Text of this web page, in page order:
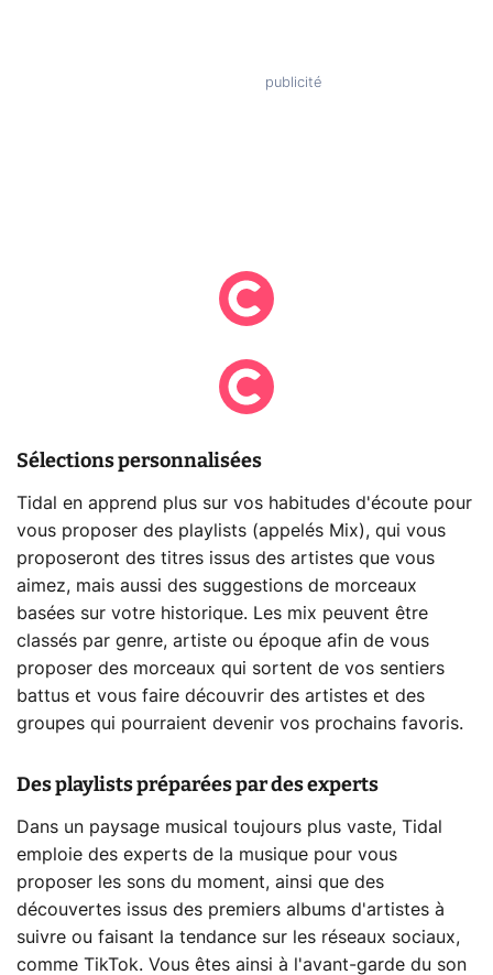
Sélections personnalisées
Tidal en apprend plus sur vos habitudes d'écoute pour
vous proposer des playlists (appelés Mix), qui vous
proposeront des titres issus des artistes que vous
aimez, mais aussi des suggestions de morceaux
basées sur votre historique. Les mix peuvent être
classés par genre, artiste ou époque afin de vous
proposer des morceaux qui sortent de vos sentiers
battus et vous faire découvrir des artistes et des
groupes qui pourraient devenir vos prochains favoris.
Des playlists préparées par des experts
Dans un paysage musical toujours plus vaste, Tidal
emploie des experts de la musique pour vous
proposer les sons du moment, ainsi que des
découvertes issus des premiers albums d'artistes à
suivre ou faisant la tendance sur les réseaux sociaux,
comme TikTok. Vous êtes ainsi à l'avant-garde du son